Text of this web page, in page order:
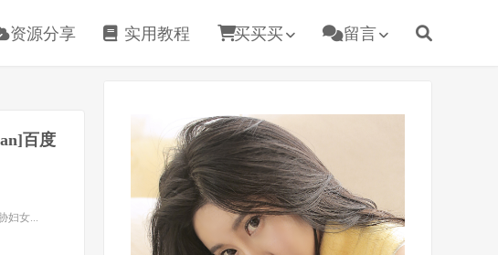
资源分享 实用教程 买买买 留言
百度
妇女...